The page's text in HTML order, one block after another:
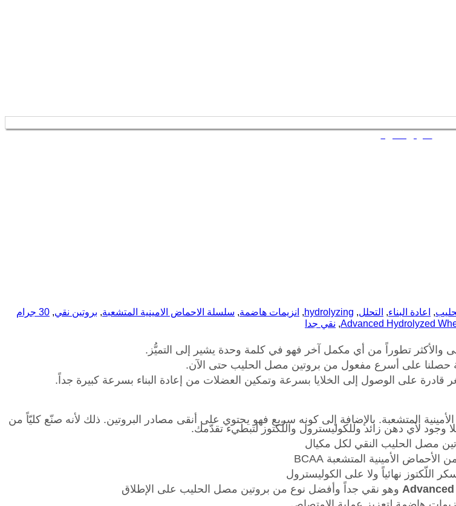
, اعادة البناء, التحلل,
hydrolyzing
, انزيمات هاضمة, سلسلة الاحماض الامينية المتشعبة, بروتين نقي,
30 جرام
Advanced Hydrolyzed
, نقي جدا
والأكثر تطوراً من أي مكمل آخر فهو في كلمة وحدة يشير إلى التميُّز.
حصلنا على أسرع مفعول من بروتين مصل الحليب حتى الآن.
المتشعبة. بالإضافة إلى كونه سريع فهو يحتوي على أنقى مصادر البروتين. ذلك لأنه صنّع كليّاً من
وجود لأي دهن زائد وللكوليسترول واللّكتوز لتبطيء تقدّمك.
اللّكتوز نهائياً ولا على الكوليسترول
وهو نقي جداً وأفضل نوع من بروتين مصل الحليب على الإطلاق